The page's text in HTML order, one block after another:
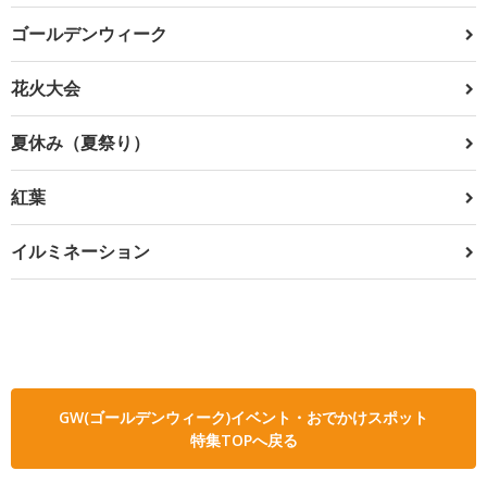
ゴールデンウィーク
花火大会
夏休み（夏祭り）
紅葉
イルミネーション
GW(ゴールデンウィーク)イベント・おでかけスポット
特集TOPへ戻る